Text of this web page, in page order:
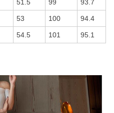
51.5 99 93.7
53 100 94.4
54.5 101 95.1